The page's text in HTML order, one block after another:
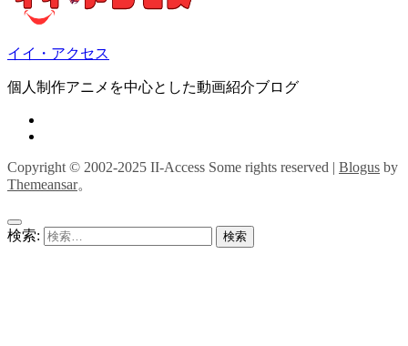
イイ・アクセス
個人制作アニメを中心とした動画紹介ブログ
Copyright © 2002-2025 II-Access Some rights reserved | Blogus by
Themeansar。
検索: